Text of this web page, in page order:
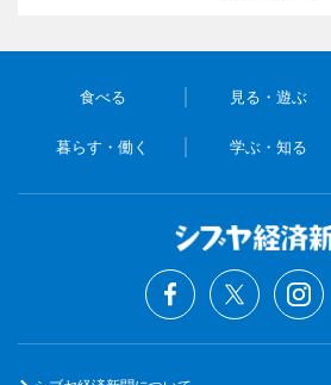
食べる 見る・遊ぶ
暮らす・働く 学ぶ・知る